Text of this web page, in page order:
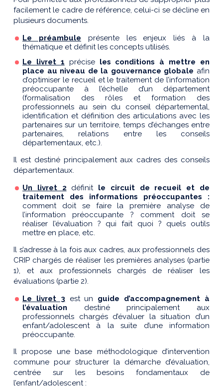
facilement le cadre de référence, celui-ci se décline en
plusieurs documents.
Le préambule présente les enjeux liés à la
thématique et définit les concepts utilisés.
Le livret 1 préciseles conditions à mettre en
place au niveau de la gouvernance globale afin
d’optimiser le recueil et le traitement de l’information
préoccupante à l’échelle d’un département
(formalisation des rôles et formation des
professionnels au sein du conseil départemental,
identification et définition des articulations avec les
partenaires sur un territoire, temps d’échanges entre
partenaires, relations entre les conseils
départementaux, etc.).
Il est destiné principalement aux cadres des conseils
départementaux.
Un livret 2
définit le circuit de recueil et de
traitement des informations préoccupantes :
comment doit se faire la première analyse de
l’information préoccupante ? comment doit se
réaliser l’évaluation ? qui fait quoi ? quels outils
mettre en place, etc.
Il s’adresse à la fois aux cadres, aux professionnels des
CRIP chargés de réaliser les premières analyses (partie
1), et aux professionnels chargés de réaliser les
évaluations (partie 2).
Le livret 3 est un guide d’accompagnement à
l’évaluation destiné principalement aux
professionnels chargés d’évaluer la situation d’un
enfant/adolescent à la suite d’une information
préoccupante.
Il propose une base méthodologique d’intervention
commune pour structurer la démarche d’évaluation,
centrée sur les besoins fondamentaux de
l’enfant/adolescent :